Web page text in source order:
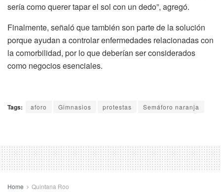
sería como querer tapar el sol con un dedo”, agregó.
Finalmente, señaló que también son parte de la solución
porque ayudan a controlar enfermedades relacionadas con
la comorbilidad, por lo que deberían ser considerados
como negocios esenciales.
Tags: aforo Gimnasios protestas Semáforo naranja
Home Quintana Roo